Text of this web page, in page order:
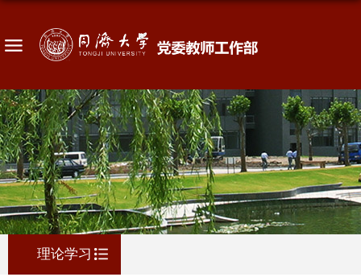
理论学习